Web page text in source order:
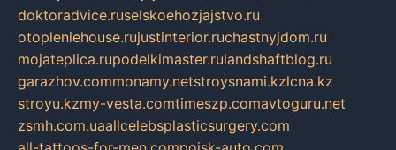
doktoradvice.ruselskoehozjajstvo.ru
otopleniehouse.rujustinterior.ruchastnyjdom.ru
mojateplica.rupodelkimaster.rulandshaftblog.ru
garazhov.commonamy.netstroysnami.kzlcna.kz
stroyu.kzmy-vesta.comtimeszp.comavtoguru.net
zsmh.com.uaallcelebsplasticsurgery.com